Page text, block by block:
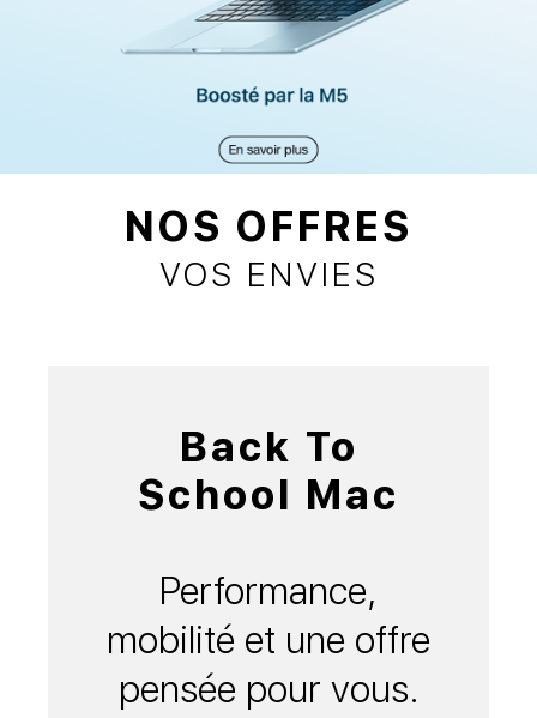
NOS OFFRES
VOS ENVIES
Back To
School Mac
Performance,
mobilité et une offre
pensée pour vous.